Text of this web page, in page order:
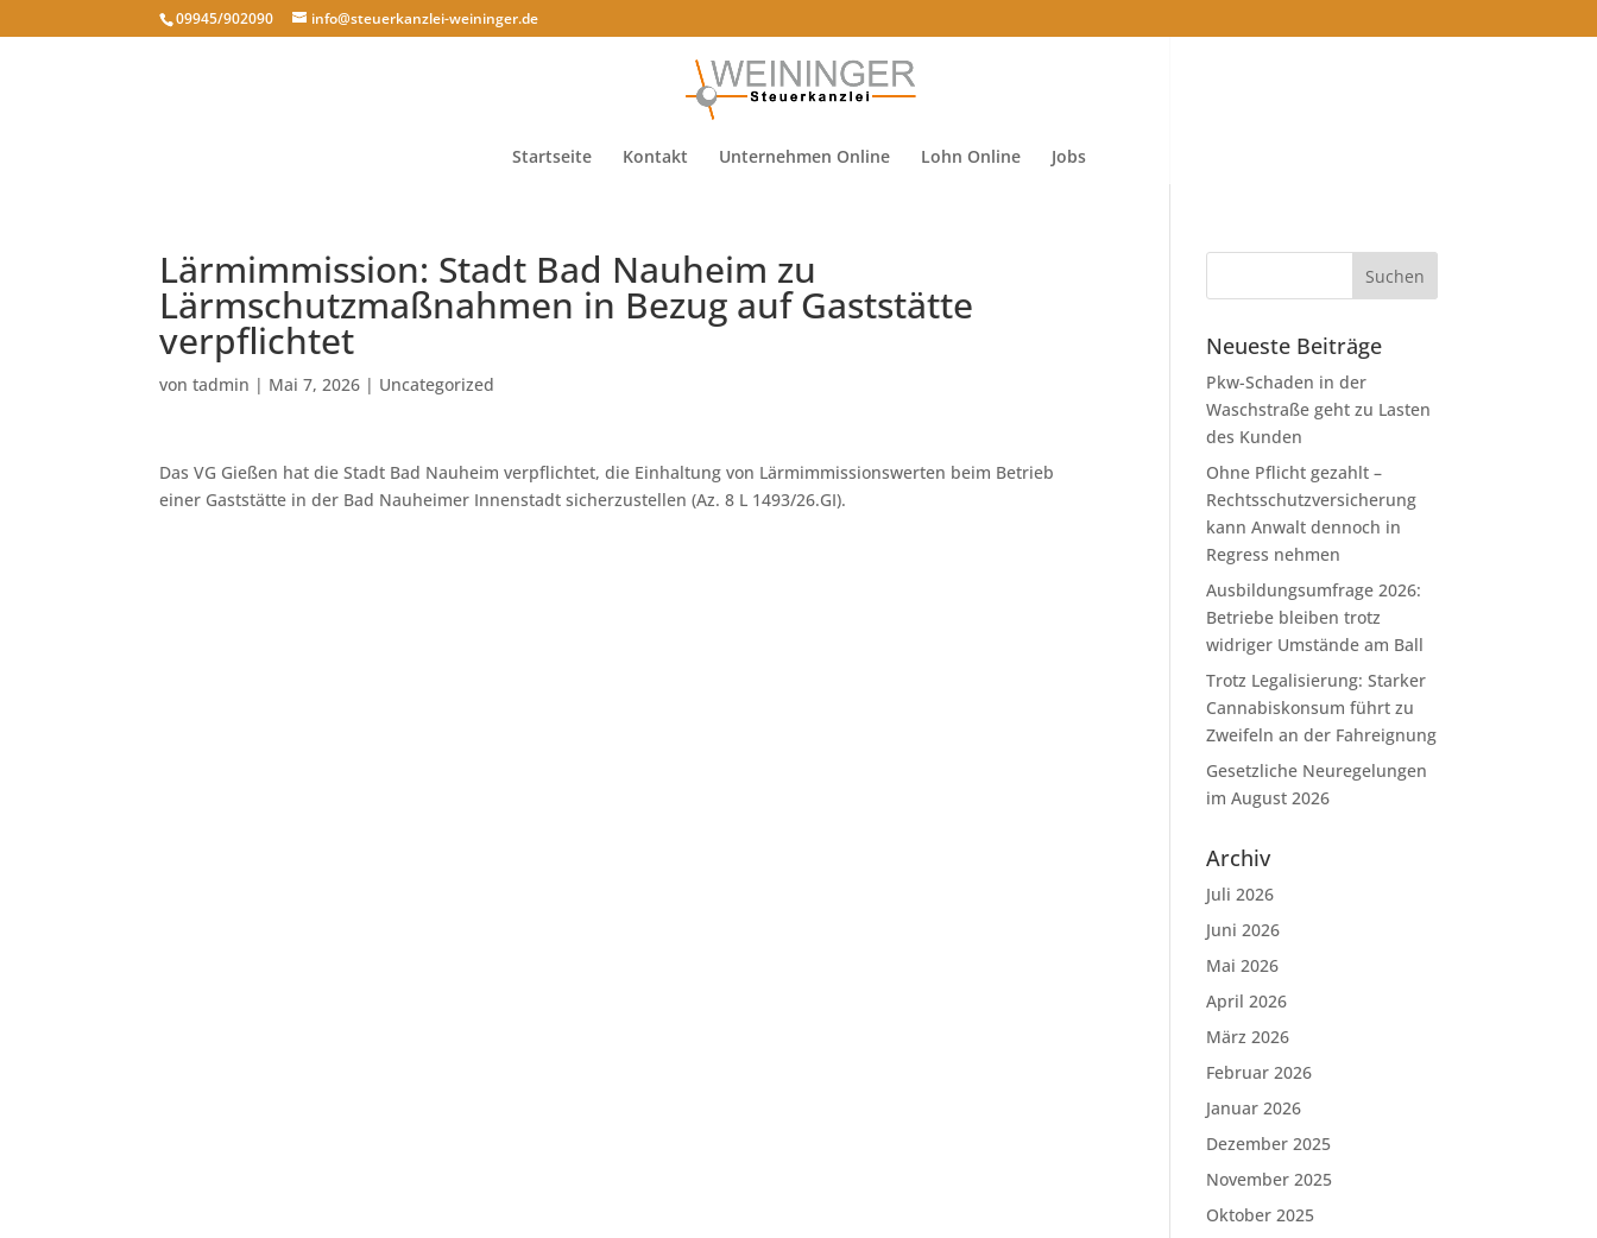
09945/902090 info@steuerkanzlei-weininger.de
Startseite Kontakt Unternehmen Online Lohn Online Jobs
Lärmimmission: Stadt Bad Nauheim zu
Lärmschutzmaßnahmen in Bezug auf Gaststätte
verpflichtet
vontadmin | Mai 7, 2026 | Uncategorized
Das VG Gießen hat die Stadt Bad Nauheim verpflichtet, die Einhaltung von Lärmimmissionswerten beim Betrieb
einer Gaststätte in der Bad Nauheimer Innenstadt sicherzustellen (Az. 8 L 1493/26.GI).
Neueste Beiträge
Pkw-Schaden in der
Waschstraße geht zu Lasten
des Kunden
Ohne Pflicht gezahlt –
Rechtsschutzversicherung
kann Anwalt dennoch in
Regress nehmen
Ausbildungsumfrage 2026:
Betriebe bleiben trotz
widriger Umstände am Ball
Trotz Legalisierung: Starker
Cannabiskonsum führt zu
Zweifeln an der Fahreignung
Gesetzliche Neuregelungen
im August 2026
Archiv
Juli 2026
Juni 2026
Mai 2026
April 2026
März 2026
Februar 2026
Januar 2026
Dezember 2025
November 2025
Oktober 2025